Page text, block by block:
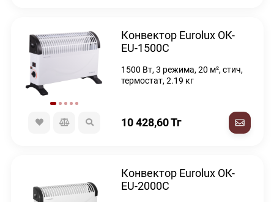
Конвектор Eurolux ОК-
EU-1500C
1500 Вт, 3 режима, 20 м², стич,
термостат, 2.19 кг
10 428,60Тг
Конвектор Eurolux ОК-
EU-2000C